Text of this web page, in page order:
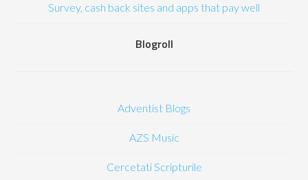
Survey, cash back sites and apps that pay well
Blogroll
Adventist Blogs
AZS Music
Cercetati Scripturile